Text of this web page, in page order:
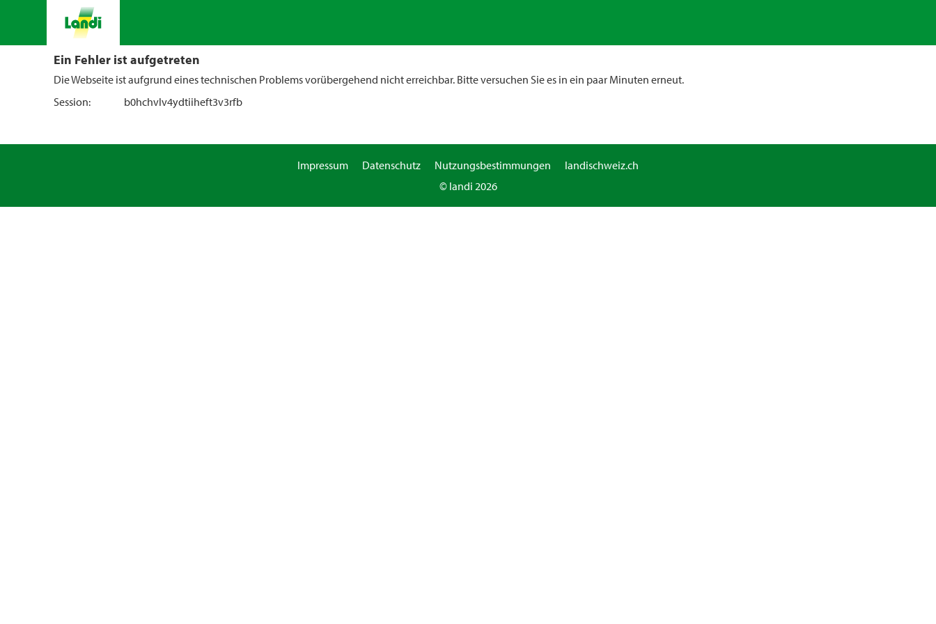
Ein Fehler ist aufgetreten
Die Webseite ist aufgrund eines technischen Problems vorübergehend nicht erreichbar. Bitte versuchen Sie es in ein paar Minuten erneut.
Session:
b0hchvlv4ydtiiheft3v3rfb
Impressum Datenschutz Nutzungsbestimmungen
landischweiz.ch
© landi 2026